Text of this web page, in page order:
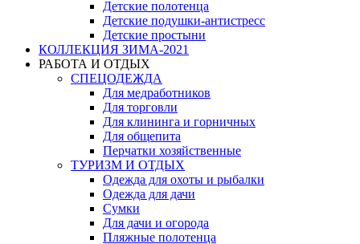
Детские полотенца
Детские подушки-антистресс
Детские простыни
КОЛЛЕКЦИЯ ЗИМА-2021
РАБОТА И ОТДЫХ
СПЕЦОДЕЖДА
Для медработников
Для торговли
Для клининга и горничных
Для общепита
Перчатки хозяйственные
ТУРИЗМ И ОТДЫХ
Одежда для охоты и рыбалки
Одежда для дачи
Сумки
Для дачи и огорода
Пляжные полотенца